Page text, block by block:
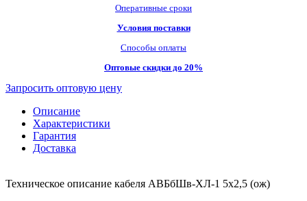
Оперативные сроки
Условия поставки
Способы оплаты
Оптовые скидки до 20%
Запросить оптовую цену
Описание
Характеристики
Гарантия
Доставка
Техническое описание кабеля АВБбШв-ХЛ-1 5х2,5 (ож)